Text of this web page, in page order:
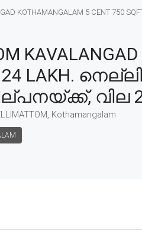
KOTHAMANGALAM 5 CENT
24 LAKH.
വില
Kothamangalam